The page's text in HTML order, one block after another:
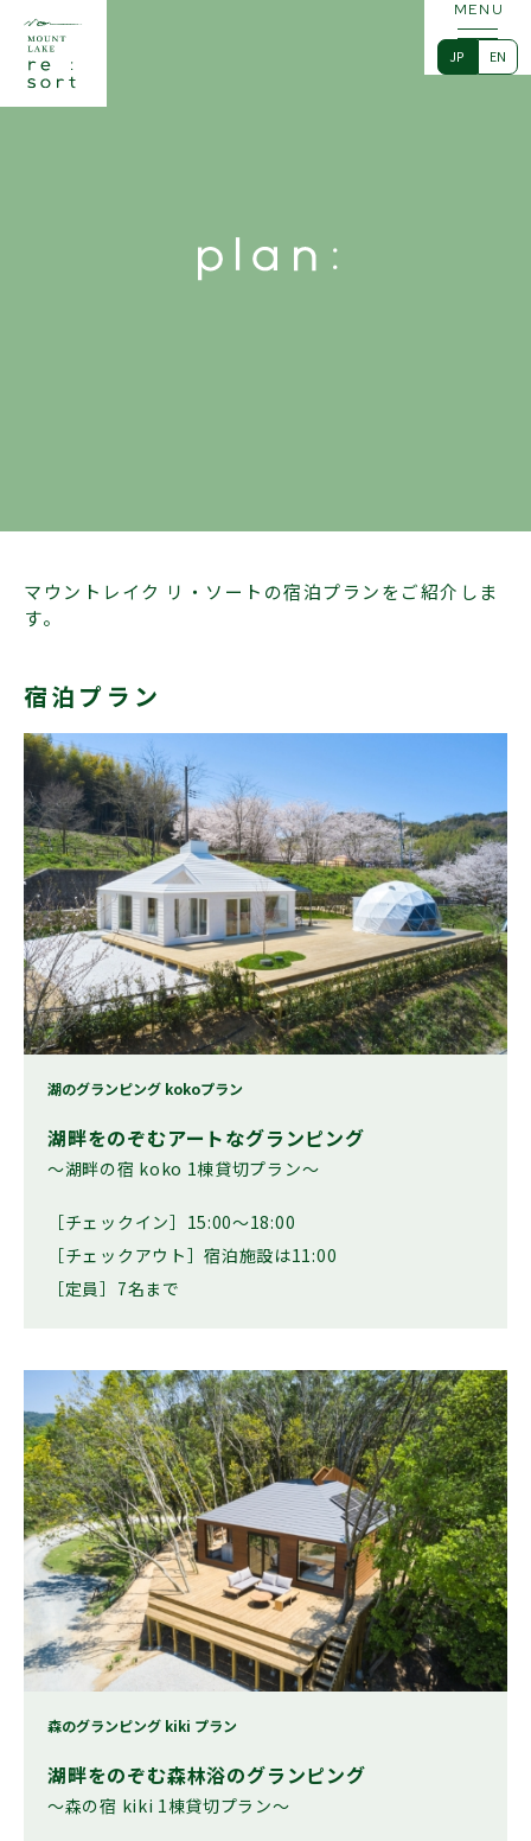
MENU
JP EN
マウントレイク リ・ソートの宿泊プランをご紹介しま
す。
宿泊プラン
湖のグランピング kokoプラン
湖畔をのぞむアートなグランピング
〜湖畔の宿 koko 1棟貸切プラン〜
［チェックイン］15:00〜18:00
［チェックアウト］宿泊施設は11:00
［定員］7名まで
森のグランピング kiki プラン
湖畔をのぞむ森林浴のグランピング
〜森の宿 kiki 1棟貸切プラン〜